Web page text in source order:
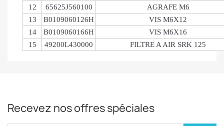
12
65625J560100
AGRAFE M6
13
B0109060126H
VIS M6X12
14
B0109060166H
VIS M6X16
15
49200L430000 FILTRE A AIR SRK 125
Recevez nos offres spéciales